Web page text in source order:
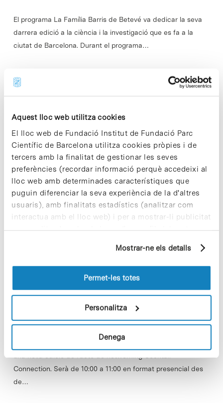
Aquest lloc web utilitza cookies
El lloc web de Fundació Institut de Fundació Parc
Científic de Barcelona utilitza cookies pròpies i de
tercers amb la finalitat de gestionar les seves
preferències (recordar informació perquè accedeixi al
lloc web amb determinades característiques que
puguin diferenciar la seva experiència de la d'altres
usuaris), amb finalitats estadístics (analitzar com
interactua amb el lloc web) i per a mostrar-li publicitat
personalitzada sobre la base d'un perfil elaborat a
pàgines visitades). Per a obtenir més informació sobre
les cookies pot consultar laPolítica de cookiesdel
Mostrar-ne els detalls
Permet-les totes
Personalitza
Denega
El programa La Família Barris de Betevé va dedicar la seva
darrera edició a la ciència i la investigació que es fa a la
ciutat de Barcelona. Durant el programa…
In PCB
Cocktail Connection amb
presentacions d’Oxolife, Inbrain,
Tyris, Adbio Partners i Fundació
GAEM
El Parc Científic de Barcelona acollirà el proper 17 de març
Connection. Serà de 10:00 a 11:00 en format presencial des
de…